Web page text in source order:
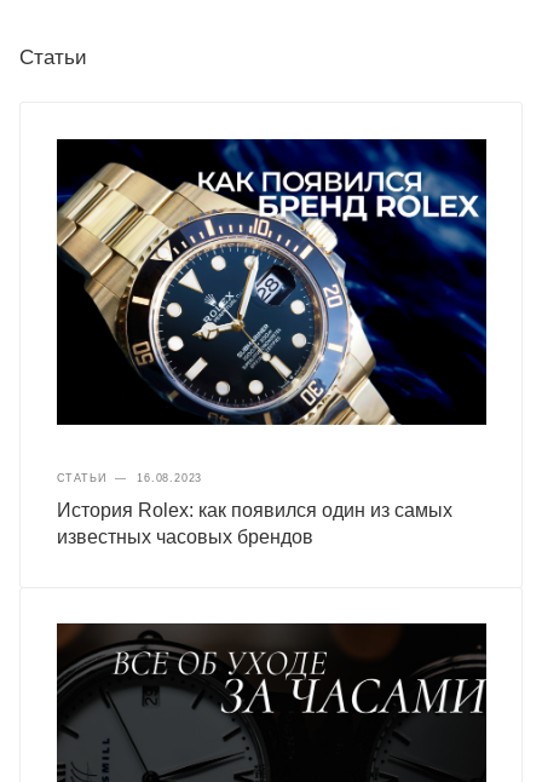
Статьи
СТАТЬИ — 16.08.2023
История Rolex: как появился один из самых
известных часовых брендов